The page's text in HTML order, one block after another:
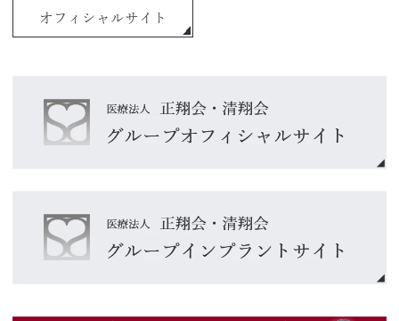
オフィシャルサイト